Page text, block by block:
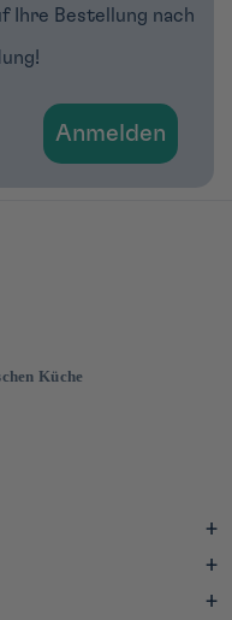
Ihre Bestellung nach
Anmelden
Küche
Europa